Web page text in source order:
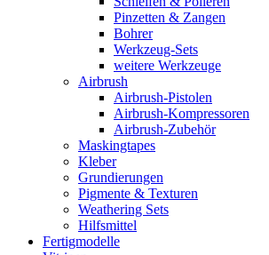
Pinzetten & Zangen
Bohrer
Werkzeug-Sets
weitere Werkzeuge
Airbrush
Airbrush-Pistolen
Airbrush-Kompressoren
Airbrush-Zubehör
Maskingtapes
Kleber
Grundierungen
Pigmente & Texturen
Weathering Sets
Hilfsmittel
Fertigmodelle